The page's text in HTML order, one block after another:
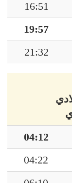
16:51
19:57
21:32
04:12
04:22